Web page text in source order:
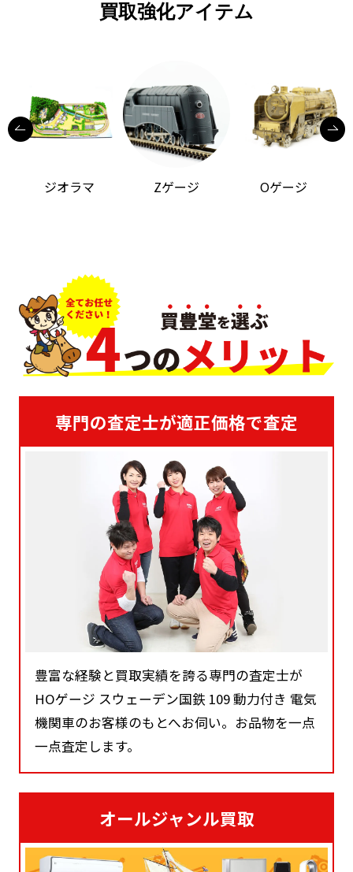
買取強化アイテム
ジオラマ Zゲージ Oゲージ
専門の査定士が適正価格で査定
豊富な経験と買取実績を誇る専門の査定士が
HOゲージ スウェーデン国鉄 109 動力付き 電気
機関車のお客様のもとへお伺い。お品物を一点
一点査定します。
オールジャンル買取